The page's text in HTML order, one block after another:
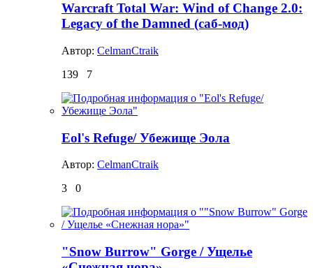
Warcraft Total War: Wind of Change 2.0:
Legacy of the Damned (саб-мод)
Автор: CelmanCtraik
139
7
Eol's Refuge/ Убежище Эола
Автор: CelmanCtraik
3
0
"Snow Burrow" Gorge / Ущелье